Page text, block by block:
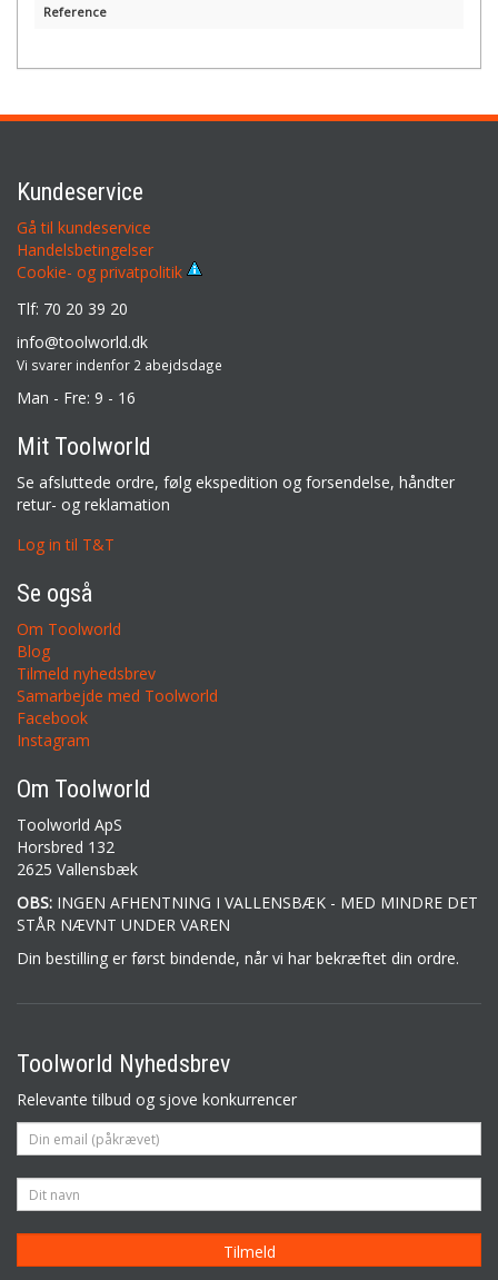
Reference
Kundeservice
Gå til kundeservice
Handelsbetingelser
Cookie- og privatpolitik
Tlf: 70 20 39 20
info@toolworld.dk
Vi svarer indenfor 2 abejdsdage
Man - Fre: 9 - 16
Mit Toolworld
Se afsluttede ordre, følg ekspedition og forsendelse, håndter
retur- og reklamation
Log in til T&T
Se også
Om Toolworld
Blog
Tilmeld nyhedsbrev
Samarbejde med Toolworld
Facebook
Instagram
Om Toolworld
Toolworld ApS
Horsbred 132
2625 Vallensbæk
OBS: INGEN AFHENTNING I VALLENSBÆK - MED MINDRE DET
STÅR NÆVNT UNDER VAREN
Din bestilling er først bindende, når vi har bekræftet din ordre.
Toolworld Nyhedsbrev
Relevante tilbud og sjove konkurrencer